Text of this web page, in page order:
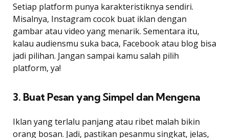
Setiap platform punya karakteristiknya sendiri.
Misalnya, Instagram cocok buat iklan dengan
gambar atau video yang menarik. Sementara itu,
kalau audiensmu suka baca, Facebook atau blog bisa
jadi pilihan. Jangan sampai kamu salah pilih
platform, ya!
3. Buat Pesan yang Simpel dan Mengena
Iklan yang terlalu panjang atau ribet malah bikin
orang bosan. Jadi, pastikan pesanmu singkat, jelas,